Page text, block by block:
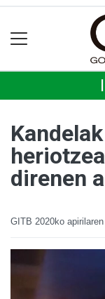
direnen
GITB 2020ko